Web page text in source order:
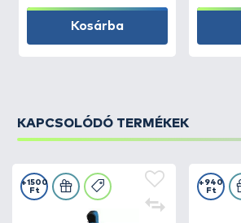
Kosárba
KAPCSOLÓDÓ TERMÉKEK
+1500
Ft
+940
Ft